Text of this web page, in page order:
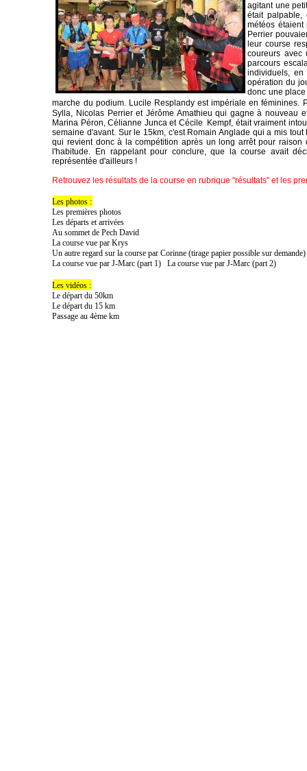
agitant une
était palpable,
météos
Perrier
leur course
coureurs avec
parcours
individuels,
opération du
donc une
marche du podium. Lucile Resplandy est impériale en féminines.
Sylla, Nicolas Perrier et Jérôme Amathieu qui gagne à nouveau
Marina Péron, Célianne Junca et Cécile Kempf, était vraiment
semaine d'avant. Sur le 15km, c'est Romain Anglade qui a mis
qui revient donc à la compétition après un long arrêt pour
l'habitude. En rappelant pour conclure, que la course avait
représentée d'ailleurs !
Retrouvez les résultats de la course en rubrique "résultats" et les
Les photos :
Les premières photos
Les départs et arrivées
Au sommet de Pech David
La course vue par Krys
Un autre regard sur la course par Corinne (tirage papier possible sur demande)
La course vue par J-Marc (part 1)
La course vue par J-Marc (part 2)
Les vidéos :
Le départ du 50km
Le départ du 15 km
Passage au 4ème km